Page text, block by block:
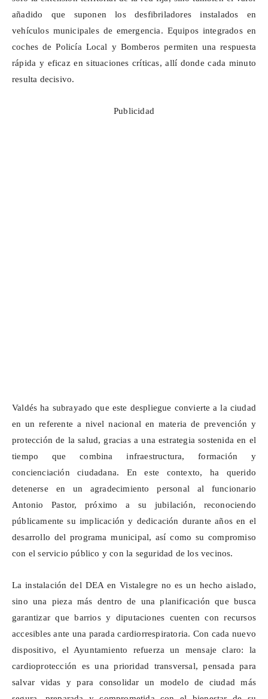
añadido que suponen los desfibriladores instalados en
vehículos municipales de emergencia. Equipos integrados en
coches de Policía Local y Bomberos permiten una respuesta
rápida y eficaz en situaciones críticas, allí donde cada minuto
resulta decisivo.
Publicidad
Valdés ha subrayado que este despliegue convierte a la ciudad
en un referente a nivel nacional en materia de prevención y
protección de la salud, gracias a una estrategia sostenida en el
tiempo que combina infraestructura, formación y
concienciación ciudadana. En este contexto, ha querido
detenerse en un agradecimiento personal al funcionario
Antonio Pastor, próximo a su jubilación, reconociendo
públicamente su implicación y dedicación durante años en el
desarrollo del programa municipal, así como su compromiso
con el servicio público y con la seguridad de los vecinos.
La instalación del DEA en Vistalegre no es un hecho aislado,
sino una pieza más dentro de una planificación que busca
garantizar que barrios y diputaciones cuenten con recursos
accesibles ante una parada cardiorrespiratoria. Con cada nuevo
dispositivo, el Ayuntamiento refuerza un mensaje claro: la
cardioprotección es una prioridad transversal, pensada para
salvar vidas y para consolidar un modelo de ciudad más